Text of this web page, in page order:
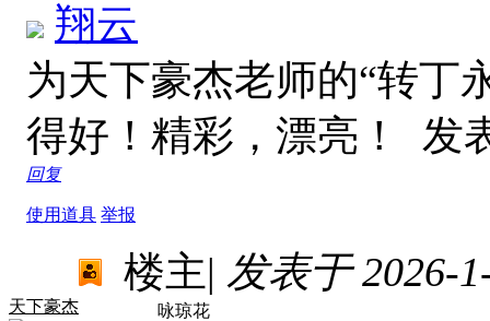
翔云
为天下豪杰老师的“转丁
得好！精彩，漂亮！ 发
回复
使用道具 举报
天下豪杰
楼主| 发表于 2026-
咏琼花